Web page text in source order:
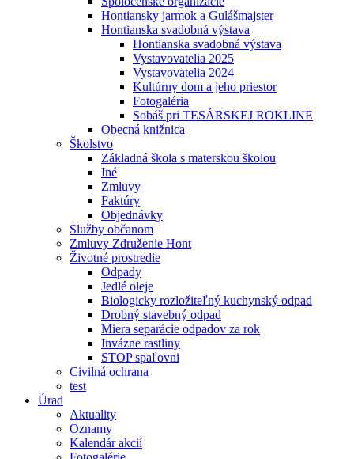
Hontiansky jarmok a Gulášmajster
Hontianska svadobná výstava
Hontianska svadobná výstava
Vystavovatelia 2025
Vystavovatelia 2024
Kultúrny dom a jeho priestor
Fotogaléria
Sobáš pri TESÁRSKEJ ROKLINE
Obecná knižnica
Školstvo
Základná škola s materskou školou
Iné
Zmluvy
Faktúry
Objednávky
Služby občanom
Zmluvy Združenie Hont
Životné prostredie
Odpady
Jedlé oleje
Biologicky rozložiteľný kuchynský odpad
Drobný stavebný odpad
Miera separácie odpadov za rok
Invázne rastliny
STOP spaľovni
Civilná ochrana
test
Úrad
Aktuality
Oznamy
Kalendár akcií